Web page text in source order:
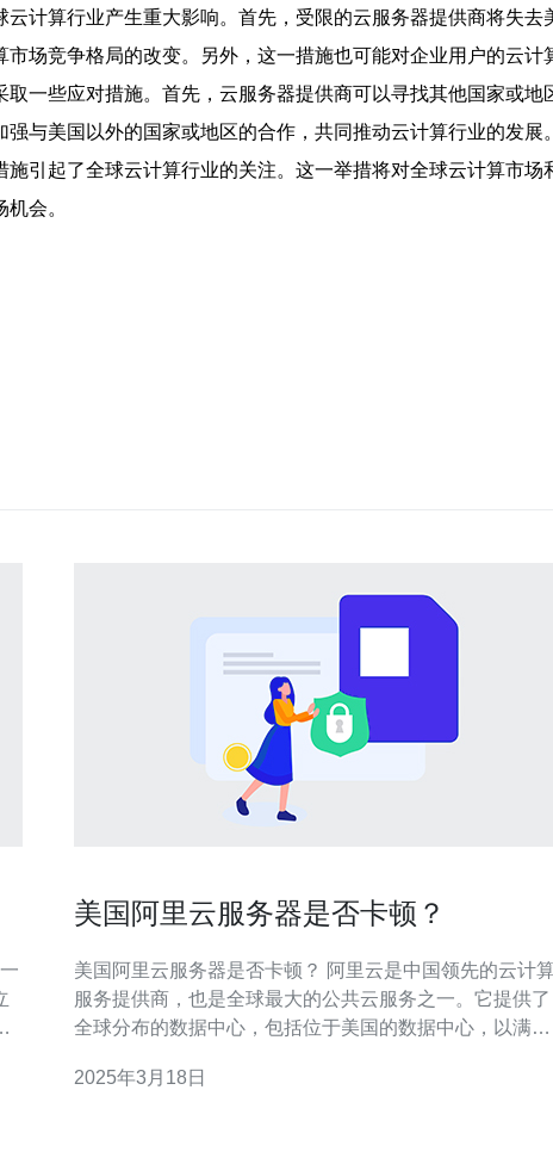
计算行业产生重大影响。首先，受限的云服务器提供商将失
场竞争格局的改变。另外，这一措施也可能对企业用户的云计
一些应对措施。首先，云服务器提供商可以寻找其他国家或
与美国以外的国家或地区的合作，共同推动云计算行业的发展。
引起了全球云计算行业的关注。这一举措将对全球云计算市
会。
美国阿里云服务器是否卡顿？
美国阿里云服务器是否卡顿？ 阿里云是中国领先的云计算
服务提供商，也是全球最大的公共云服务之一。它提供了
全球分布的数据中心，包括位于美国的数据中心，以满足
服务器卡顿的问题，下面我们来探讨一下这个问题。 1. 网
2025年3月18日